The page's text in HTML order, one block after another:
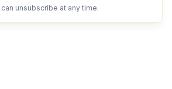
unsubscribe at any time.